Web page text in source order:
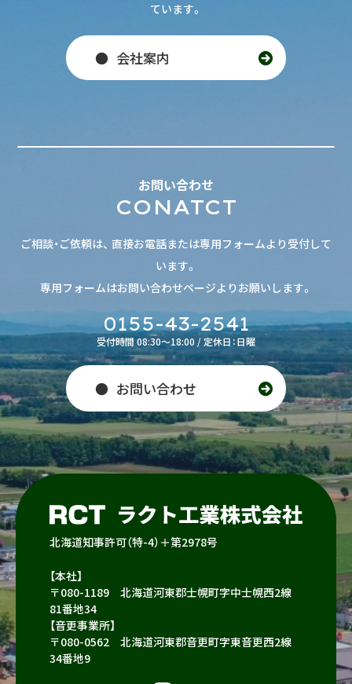
ています。
会社案内
お問い合わせ
CONATCT
ご相談・ご依頼は、 直接お電話または専用フォームより受付して
います。
専用フォームはお問い合わせページよりお願いします。
0155-43-2541
受付時間 08:30～18:00 / 定休日：日曜
お問い合わせ
北海道知事許可（特-4）＋第2978号
【本社】
〒080-1189 北海道河東郡士幌町字中士幌西2線
81番地34
【音更事業所】
〒080-0562 北海道河東郡音更町字東音更西2線
34番地9